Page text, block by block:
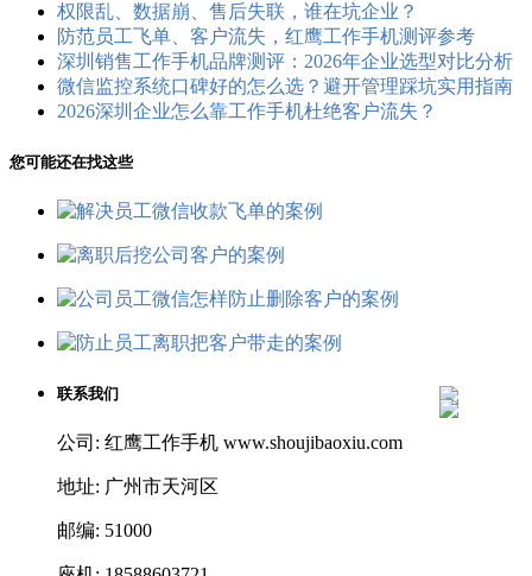
权限乱、数据崩、售后失联，谁在坑企业？
防范员工飞单、客户流失，红鹰工作手机测评参考
深圳销售工作手机品牌测评：2026年企业选型对比分析
微信监控系统口碑好的怎么选？避开管理踩坑实用指南
2026深圳企业怎么靠工作手机杜绝客户流失？
您可能还在找这些
联系我们
公司: 红鹰工作手机 www.shoujibaoxiu.com
地址: 广州市天河区
邮编: 51000